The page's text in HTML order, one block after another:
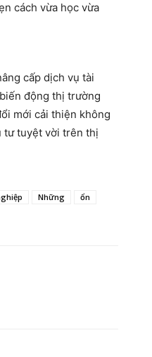
cách vừa học vừa
cấp dịch vụ tài
động thị trường
mới cải thiện không
tư tuyệt vời trên thị
Những
ổn